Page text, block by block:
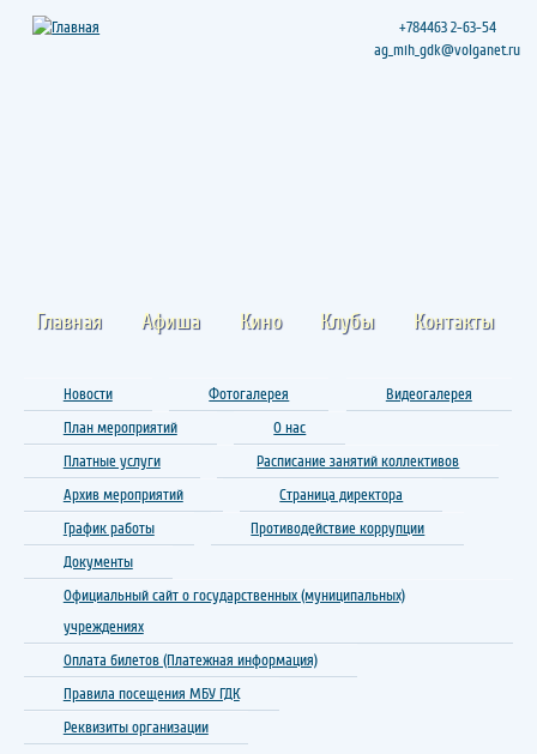
+784463 2-63-54
ag_mih_gdk@volganet.ru
Главная Афиша Кино Клубы Контакты
Новости Фотогалерея
Видеогалерея
План мероприятий
О нас
Платные услуги
Расписание занятий коллективов
Архив мероприятий
Страница директора
График работы
Противодействие коррупции
Документы
Официальный сайт о государственных (муниципальных)
учреждениях
Оплата билетов (Платежная информация)
Правила посещения МБУ ГДК
Реквизиты организации